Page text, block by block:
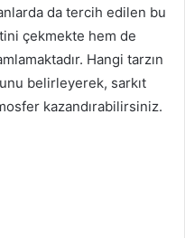
da tercih edilen bu
çekmekte hem de
Hangi tarzın
belirleyerek, sarkıt
kazandırabilirsiniz.